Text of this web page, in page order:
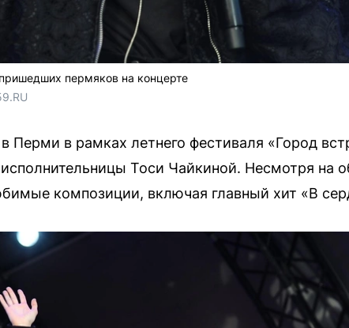
пермяков на концерте
Перми в рамках летнего фестиваля «Город
Тоси Чайкиной. Несмотря на
композиции, включая главный хит «В